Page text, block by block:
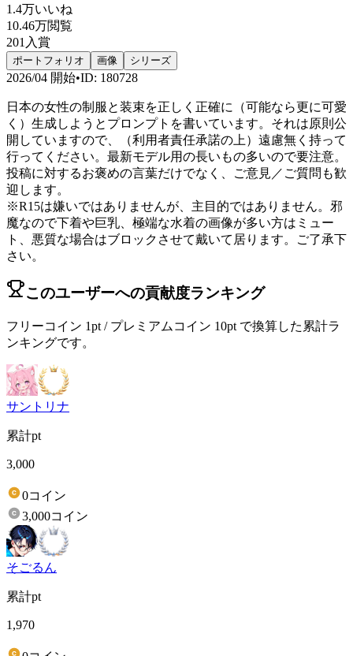
1.4万いいね
10.46万閲覧
201 入賞
ポートフォリオ 画像 シリーズ
2026/04 開始•ID: 180728
日本の女性の制服と装束を正しく正確に（可能なら更に可愛
く）生成しようとプロンプトを書いています。それは原則公
開していますので、（利用者責任承諾の上）遠慮無く持って
行ってください。最新モデル用の長いもの多いので要注意。
投稿に対するお褒めの言葉だけでなく、ご意見／ご質問も歓
迎します。
※R15は嫌いではありませんが、主目的ではありません。邪
魔なので下着や巨乳、極端な水着の画像が多い方はミュー
ト、悪質な場合はブロックさせて戴いて居ります。ご了承下
さい。
このユーザーへの貢献度ランキング
フリーコイン 1pt / プレミアムコイン 10pt で換算した累計ラ
ンキングです。
サントリナ
累計pt
3,000
0コイン
3,000コイン
そごるん
累計pt
1,970